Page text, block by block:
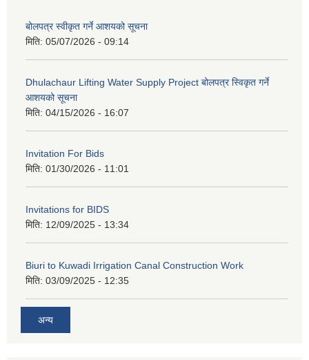
बोलपत्र स्वीकृत गर्ने आशयको सूचना
मिति: 05/07/2026 - 09:14
Dhulachaur Lifting Water Supply Project बोलपत्र स्विकृत गर्ने
आशयको सूचना
मिति: 04/15/2026 - 16:07
Invitation For Bids
मिति: 01/30/2026 - 11:01
Invitations for BIDS
मिति: 12/09/2025 - 13:34
Biuri to Kuwadi Irrigation Canal Construction Work
मिति: 03/09/2025 - 12:35
अन्य